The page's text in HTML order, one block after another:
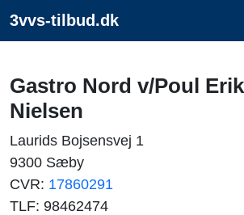
3vvs-tilbud.dk
Gastro Nord v/Poul
Nielsen
Laurids Bojsensvej 1
9300 Sæby
CVR: 17860291
TLF: 98462474